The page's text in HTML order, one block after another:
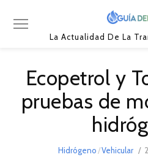
La Actualidad De La
Ecopetrol y
pruebas de
Hidrógeno /Vehicular